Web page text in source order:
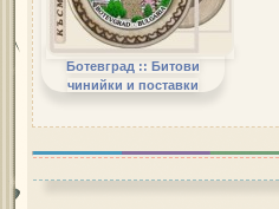
Ботевград :: Битови
чинийки и поставки